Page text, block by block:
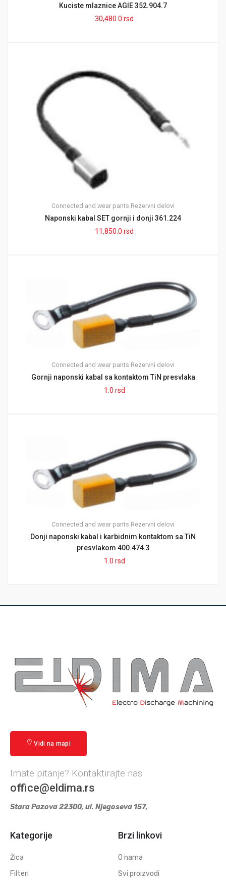
Kuciste mlaznice AGIE 352.904.7
30,480.0 rsd
Connected and wear pants Rezervni delovi
Naponski kabal SET gornji i donji 361.224
11,850.0 rsd
Connected and wear pants Rezervni delovi
Gornji naponski kabal sa kontaktom TiN presvlaka
1.0 rsd
Connected and wear pants Rezervni delovi
Donji naponski kabal i karbidnim kontaktom sa TiN
presvlakom 400.474.3
1.0 rsd
Vidi na mapi
Imate pitanje? Kontaktirajte nas
office@eldima.rs
Stara Pazova 22300, ul. Njegoseva 157,
Kategorije
Žica
Filteri
Brzi linkovi
O nama
Svi proizvodi